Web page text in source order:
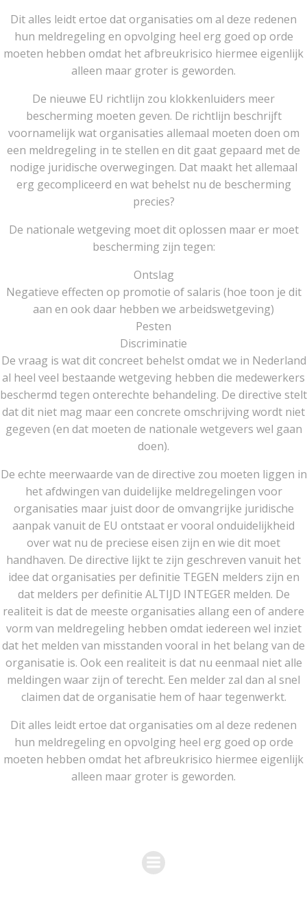
Dit alles leidt ertoe dat organisaties om al deze redenen
hun meldregeling en opvolging heel erg goed op orde
moeten hebben omdat het afbreukrisico hiermee eigenlijk
alleen maar groter is geworden.
De nieuwe EU richtlijn zou klokkenluiders meer
bescherming moeten geven. De richtlijn beschrijft
voornamelijk wat organisaties allemaal moeten doen om
een meldregeling in te stellen en dit gaat gepaard met de
nodige juridische overwegingen. Dat maakt het allemaal
erg gecompliceerd en wat behelst nu de bescherming
precies?
De nationale wetgeving moet dit oplossen maar er moet
bescherming zijn tegen:
Ontslag
Negatieve effecten op promotie of salaris (hoe toon je dit
aan en ook daar hebben we arbeidswetgeving)
Pesten
Discriminatie
De vraag is wat dit concreet behelst omdat we in Nederland
al heel veel bestaande wetgeving hebben die medewerkers
beschermd tegen onterechte behandeling. De directive stelt
dat dit niet mag maar een concrete omschrijving wordt niet
gegeven (en dat moeten de nationale wetgevers wel gaan
doen).
De echte meerwaarde van de directive zou moeten liggen in
het afdwingen van duidelijke meldregelingen voor
organisaties maar juist door de omvangrijke juridische
aanpak vanuit de EU ontstaat er vooral onduidelijkheid
over wat nu de preciese eisen zijn en wie dit moet
handhaven. De directive lijkt te zijn geschreven vanuit het
idee dat organisaties per definitie TEGEN melders zijn en
dat melders per definitie ALTIJD INTEGER melden. De
realiteit is dat de meeste organisaties allang een of andere
vorm van meldregeling hebben omdat iedereen wel inziet
dat het melden van misstanden vooral in het belang van de
organisatie is. Ook een realiteit is dat nu eenmaal niet alle
meldingen waar zijn of terecht. Een melder zal dan al snel
claimen dat de organisatie hem of haar tegenwerkt.
Dit alles leidt ertoe dat organisaties om al deze redenen
hun meldregeling en opvolging heel erg goed op orde
moeten hebben omdat het afbreukrisico hiermee eigenlijk
alleen maar groter is geworden.